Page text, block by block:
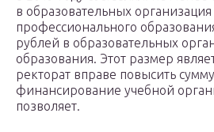
в образовательных
профессионального
рублей в образовательных
образования. Этот размер
ректорат вправе повысить
финансирование учебной
позволяет.